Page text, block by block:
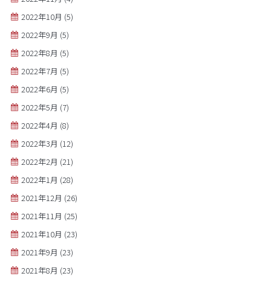
2022年10月 (5)
2022年9月 (5)
2022年8月 (5)
2022年7月 (5)
2022年6月 (5)
2022年5月 (7)
2022年4月 (8)
2022年3月 (12)
2022年2月 (21)
2022年1月 (28)
2021年12月 (26)
2021年11月 (25)
2021年10月 (23)
2021年9月 (23)
2021年8月 (23)